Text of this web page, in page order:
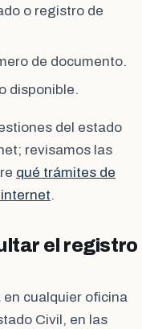
o registro de
de documento.
disponible.
del estado
revisamos las
qué trámites de
.
el registro
cualquier oficina
Civil, en las